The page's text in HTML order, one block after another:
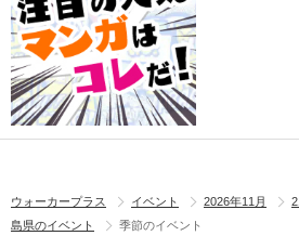
ウォーカープラス イベント 2026年11月
島県のイベント
季節のイベント